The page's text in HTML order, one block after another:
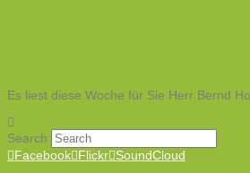
Es liest diese Woche für Sie Herr Bernd
Search
Facebook Flickr SoundCloud